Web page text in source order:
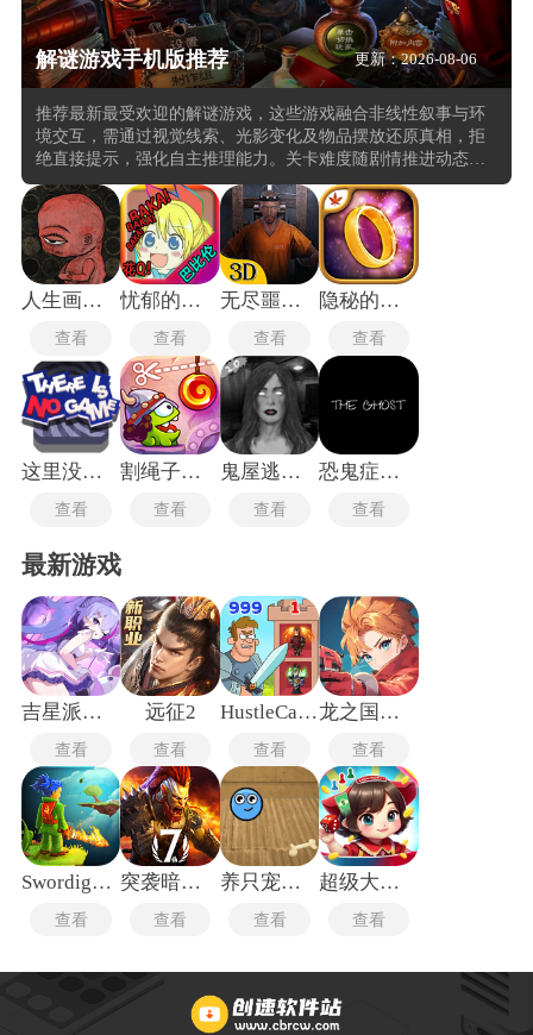
解谜游戏手机版推荐 更新：2026-08-06
推荐最新最受欢迎的解谜游戏，这些游戏融合非线性叙事与环
境交互，需通过视觉线索、光影变化及物品摆放还原真相，拒
绝直接提示，强化自主推理能力。关卡难度随剧情推进动态调
整，从基础物理反馈逐步过渡至复合系统推演，形成节奏张弛
有度的游玩曲线。解谜需同步调用视觉辨识、空间记忆与因果
推理能力，达成线索—逻辑—动作的三重统一。同时融入中国
传统视觉语言，皮影动态演绎与水墨晕染技法贯穿全流程，玩
家需结合文化语境理解谜题逻辑。
人生画廊中文版
查看
忧郁的安娜手游
查看
无尽噩梦4免广告版
查看
隐秘的世界汉化版
查看
这里没有游戏
查看
割绳子玩穿越
查看
鬼屋逃生2中文版
查看
恐鬼症手机版
查看
最新游戏
吉星派对手机版
查看
远征2
查看
HustleCastle中文版
查看
龙之国物语畅享服
查看
Swordigo汉化版
查看
突袭暗影传说
查看
养只宠物球手机版
查看
超级大富翁
查看